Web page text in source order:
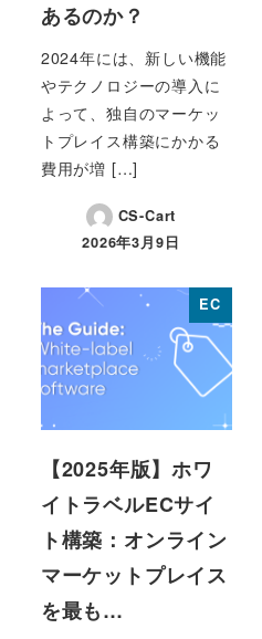
あるのか？
2024年には、新しい機能
やテクノロジーの導入に
よって、独自のマーケッ
トプレイス構築にかかる
費用が増 […]
CS-Cart
投稿日
2026年3月9日
EC
【2025年版】ホワ
イトラベルECサイ
ト構築：オンライン
マーケットプレイス
を最も…